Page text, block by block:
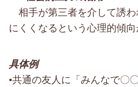
相手が第三者を介して誘わ
にくくなるという心理的傾向
具体例
•共通の友人に「みんなで〇